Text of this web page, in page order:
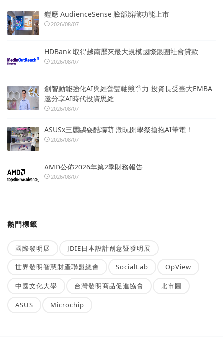
鎧應 AudienceSense 臉部辨識功能上市
2026/08/07
HDBank 取得越南歷來最大規模國際銀團社會貸款
2026/08/07
創智動能強化AI與經營雙軸競爭力 投資長受臺大EMBA
邀分享AI時代投資思維
2026/08/07
ASUSx三麗鷗耍酷聯萌 潮玩開學祭搶抱AI筆電！
2026/08/07
AMD公佈2026年第2季財務報告
2026/08/07
熱門標籤
國際發明展 JDIE日本設計創意暨發明展
世界發明智慧財產聯盟總會 SocialLab OpView
中國文化大學 台灣發明商品促進協會 北市圖
ASUS Microchip